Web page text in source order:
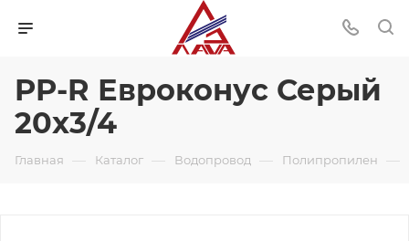
PP-R Евроконус Серый
20x3/4
Главная — Каталог — Водопровод — Полипропилен —